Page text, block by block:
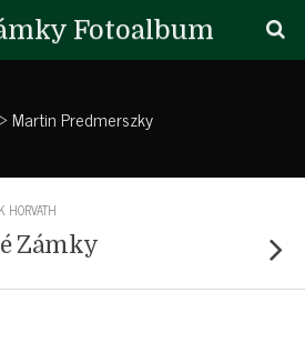
Fotoalbum
Martin Predmerszky
Zámky